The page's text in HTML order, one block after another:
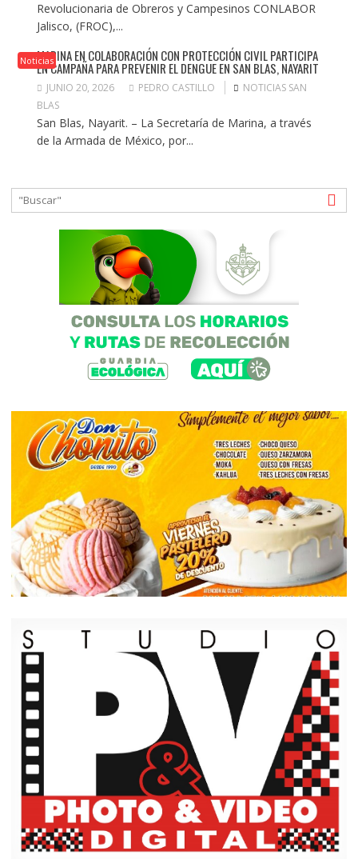
Revolucionaria de Obreros y Campesinos CONLABOR
Jalisco, (FROC),...
NoticiasMARINA EN COLABORACIÓN CON PROTECCIÓN CIVIL PARTICIPA
EN CAMPAÑA PARA PREVENIR EL DENGUE EN SAN BLAS, NAYARIT
JUNIO 20, 2026 PEDRO CASTILLO
NOTICIAS SAN
BLAS
San Blas, Nayarit. – La Secretaría de Marina, a través
de la Armada de México, por...